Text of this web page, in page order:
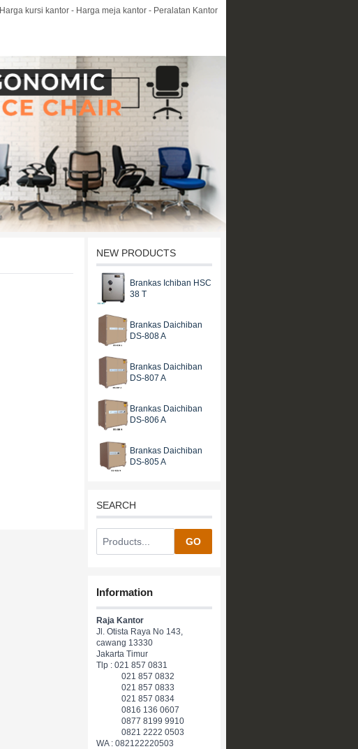
Harga kursi kantor - Harga meja kantor - Peralatan Kantor
NEW PRODUCTS
Brankas Ichiban HSC
38 T
Brankas Daichiban
DS-808 A
Brankas Daichiban
DS-807 A
Brankas Daichiban
DS-806 A
Brankas Daichiban
DS-805 A
SEARCH
GO
Information
Raja Kantor
Jl. Otista Raya No 143,
cawang 13330
Jakarta Timur
Tlp : 021 857 0831
021 857 0832
021 857 0833
021 857 0834
0816 136 0607
0877 8199 9910
0821 2222 0503
WA : 082122220503